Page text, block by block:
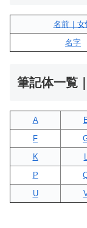
名前｜女
名字
筆記体一覧
A
F
K
P
U